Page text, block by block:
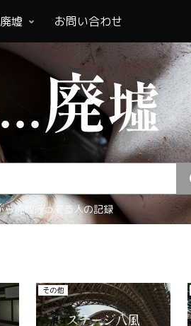
ら廃墟行ってる人の記録
廃墟 お問い合わせ
その他